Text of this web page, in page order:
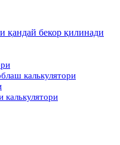
қандай бекор қилинади
калькулятори